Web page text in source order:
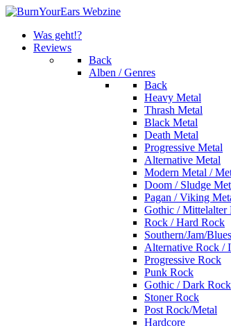
Was geht!?
Reviews
Back
Alben / Genres
Back
Heavy Metal
Thrash Metal
Black Metal
Death Metal
Progressive Metal
Alternative Metal
Modern Metal /
Doom / Sludge
Pagan / Viking
Gothic / Mittelalter
Rock / Hard Rock
Southern/Jam/
Alternative Rock /
Progressive Rock
Punk Rock
Gothic / Dark Rock
Stoner Rock
Post Rock/Metal
Hardcore